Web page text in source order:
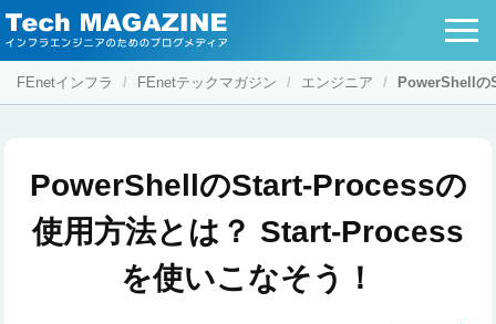
FEnetインフラ FEnetテックマガジン エンジニア PowerShellの
PowerShellのStart-Processの
使用方法とは？ Start-Process
を使いこなそう！